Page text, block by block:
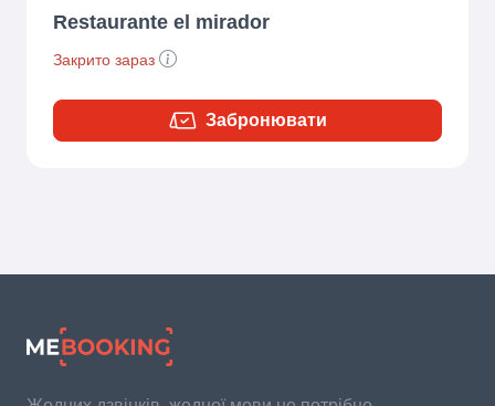
Restaurante el mirador
Закрито зараз
Забронювати